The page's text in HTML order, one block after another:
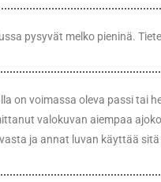
pysyvät melko pieninä.
on voimassa oleva passi tai
valokuvan aiempaa
ja annat luvan käyttää